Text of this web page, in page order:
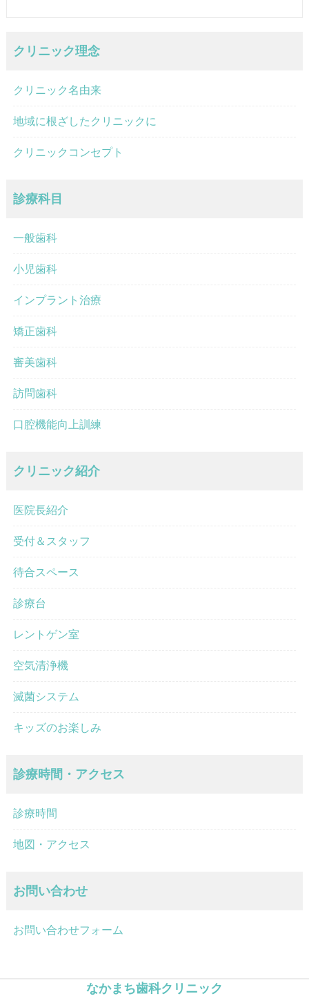
クリニック理念
クリニック名由来
地域に根ざしたクリニックに
クリニックコンセプト
診療科目
一般歯科
小児歯科
インプラント治療
矯正歯科
審美歯科
訪問歯科
口腔機能向上訓練
クリニック紹介
医院長紹介
受付＆スタッフ
待合スペース
診療台
レントゲン室
空気清浄機
滅菌システム
キッズのお楽しみ
診療時間・アクセス
診療時間
地図・アクセス
お問い合わせ
お問い合わせフォーム
なかまち歯科クリニック